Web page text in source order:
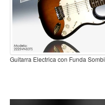
Bombos
Kalimba
Xilófonos y liras
Campanas, lluvias y platillos
Accesorios
Guitarra Electrica con